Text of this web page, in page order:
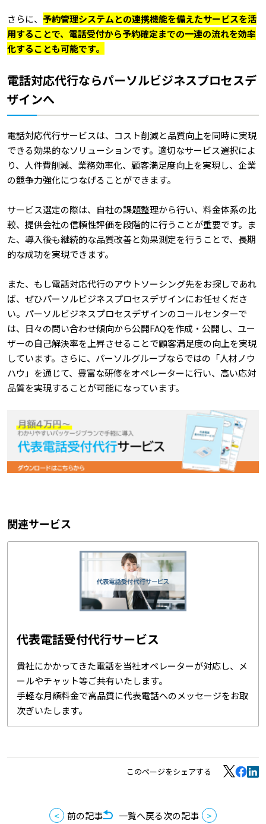
さらに、 予約管理システムとの連携機能を備えたサービスを活
用することで、電話受付から予約確定までの一連の流れを効率
化することも可能です。
電話対応代行ならパーソルビジネスプロセスデ
ザインへ
電話対応代行サービスは、コスト削減と品質向上を同時に実現
できる効果的なソリューションです。適切なサービス選択によ
り、人件費削減、業務効率化、顧客満足度向上を実現し、企業
の競争力強化につなげることができます。
サービス選定の際は、自社の課題整理から行い、料金体系の比
較、提供会社の信頼性評価を段階的に行うことが重要です。ま
た、導入後も継続的な品質改善と効果測定を行うことで、長期
的な成功を実現できます。
また、もし電話対応代行のアウトソーシング先をお探しであれ
ば、ぜひパーソルビジネスプロセスデザインにお任せくださ
い。パーソルビジネスプロセスデザインのコールセンターで
は、日々の問い合わせ傾向から公開FAQを作成・公開し、ユー
ザーの自己解決率を上昇させることで顧客満足度の向上を実現
しています。さらに、パーソルグループならではの「人材ノウ
ハウ」を通じて、豊富な研修をオペレーターに行い、高い応対
品質を実現することが可能になっています。
関連サービス
代表電話受付代行サービス
貴社にかかってきた電話を当社オペレーターが対応し、メ
ールやチャット等ご共有いたします。
手軽な月額料金で高品質に代表電話へのメッセージをお取
次ぎいたします。
このページをシェアする
前の記事 一覧へ戻る次の記事